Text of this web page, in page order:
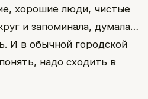
хорошие люди, чистые
и запоминала, думала…
И в обычной городской
надо сходить в